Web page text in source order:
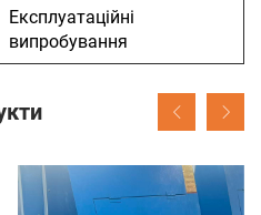
Експлуатаційні
випробування